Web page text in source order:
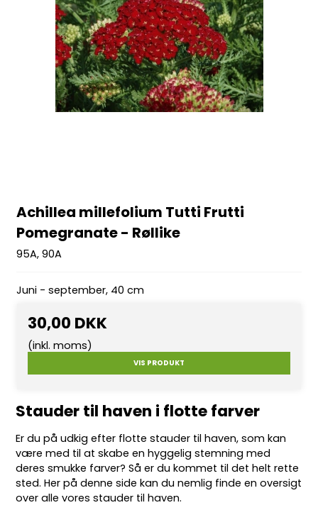
Achillea millefolium Tutti Frutti
Pomegranate - Røllike
95A, 90A
Juni - september, 40 cm
30,00 DKK
(inkl. moms)
VIS PRODUKT
Stauder til haven i flotte farver
Er du på udkig efter flottestauder til haven, som kan
være med til at skabe en hyggelig stemning med
deres smukke farver? Så er du kommet til det helt rette
sted. Her på denne side kan du nemlig finde en oversigt
over alle vores stauder til haven.